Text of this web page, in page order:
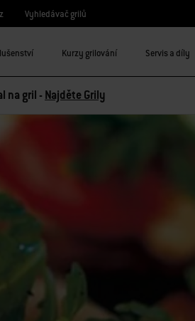
Vyhledávač grilů
Kurzy grilování Servis a díly
na gril - Najděte Grily